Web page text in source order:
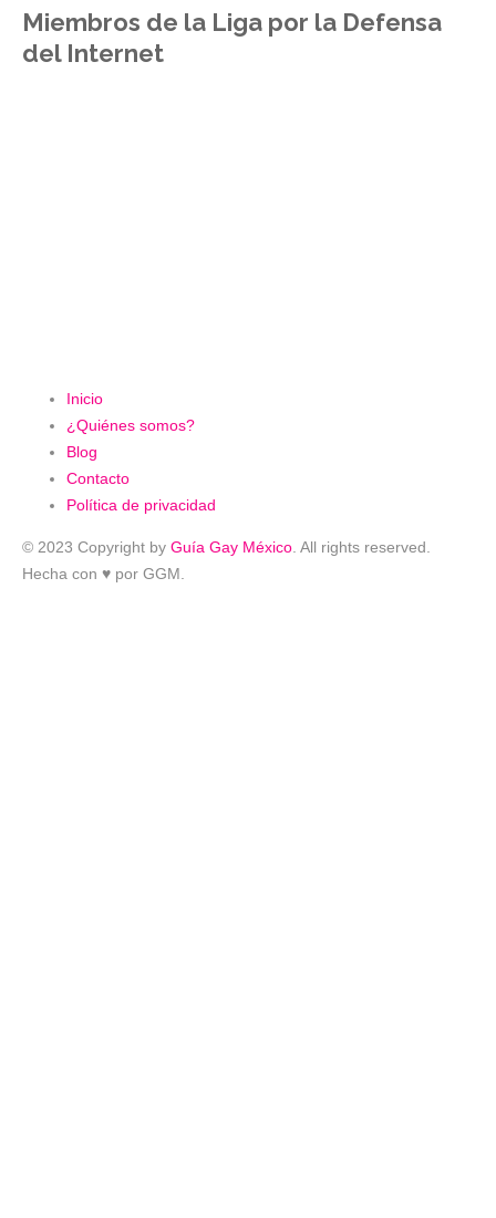
Miembros de la Liga por la Defensa
del Internet
Inicio
¿Quiénes somos?
Blog
Contacto
Política de privacidad
© 2023 Copyright by Guía Gay México . All rights reserved.
Hecha con ♥ por GGM.